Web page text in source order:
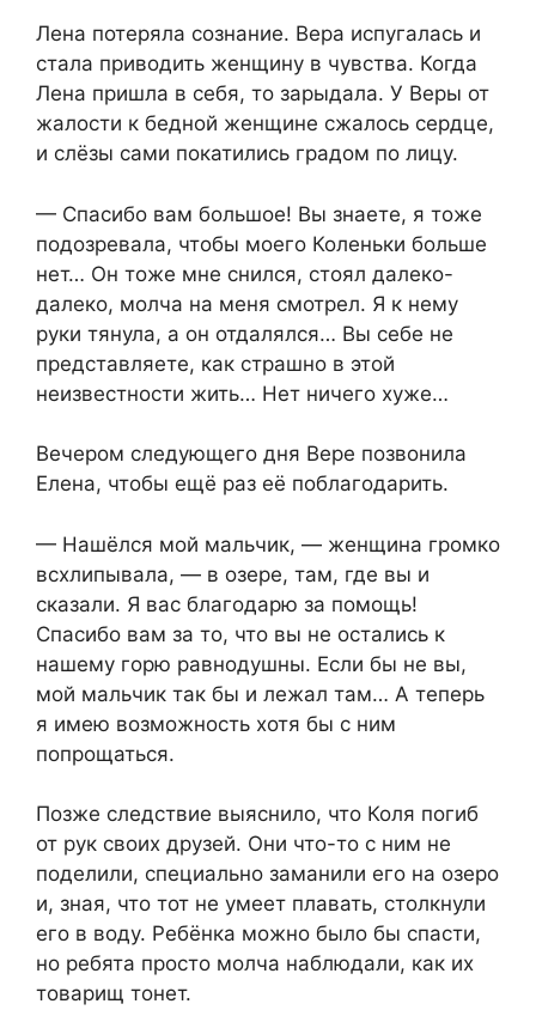
Лена потеряла сознание. Вера испугалась и
стала приводить женщину в чувства. Когда
Лена пришла в себя, то зарыдала. У Веры от
жалости к бедной женщине сжалось сердце,
и слёзы сами покатились градом по лицу.
— Спасибо вам большое! Вы знаете, я тоже
подозревала, чтобы моего Коленьки больше
нет… Он тоже мне снился, стоял далеко-
далеко, молча на меня смотрел. Я к нему
руки тянула, а он отдалялся… Вы себе не
представляете, как страшно в этой
неизвестности жить… Нет ничего хуже…
Вечером следующего дня Вере позвонила
Елена, чтобы ещё раз её поблагодарить.
— Нашёлся мой мальчик, — женщина громко
всхлипывала, — в озере, там, где вы и
сказали. Я вас благодарю за помощь!
Спасибо вам за то, что вы не остались к
нашему горю равнодушны. Если бы не вы,
мой мальчик так бы и лежал там… А теперь
я имею возможность хотя бы с ним
попрощаться.
Позже следствие выяснило, что Коля погиб
от рук своих друзей. Они что-то с ним не
поделили, специально заманили его на озеро
и, зная, что тот не умеет плавать, столкнули
его в воду. Ребёнка можно было бы спасти,
но ребята просто молча наблюдали, как их
товарищ тонет.